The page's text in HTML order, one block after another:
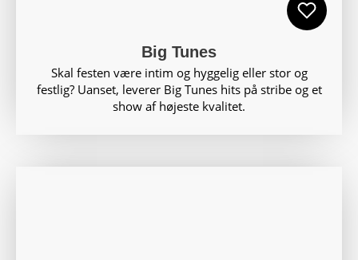
Big Tunes
Skal festen være intim og hyggelig eller stor og
festlig? Uanset, leverer Big Tunes hits på stribe og et
show af højeste kvalitet.